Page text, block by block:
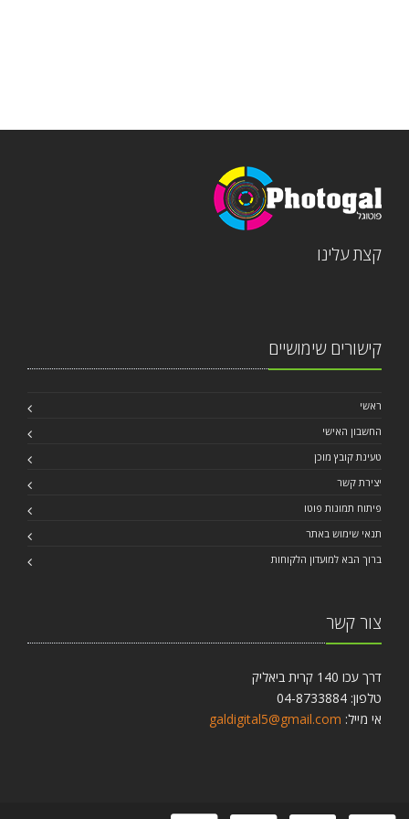
קצת עלינו
קישורים שימושיים
ראשי
החשבון האישי
טעינת קובץ מוכן
יצירת קשר
פיתוח תמונות פוטו
תנאי שימוש באתר
ברוך הבא למועדון הלקוחות
צור קשר
דרך עכו 140 קרית ביאליק
טלפון: 04-8733884
אי מייל: galdigital5@gmail.com